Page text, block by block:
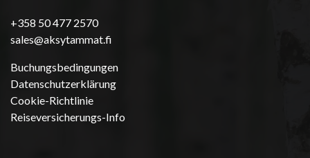
+358 50 477 2570
sales@aksytammat.fi
Buchungsbedingungen
Datenschutzerklärung
Cookie-Richtlinie
Reiseversicherungs-Info